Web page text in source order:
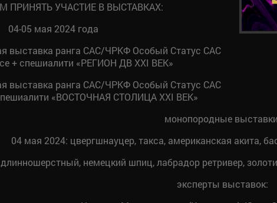
ПРИНЯТЬ УЧАСТИЕ В ВЫСТАВКАХ:
04-05 мая 2024 года
выставка ранга САС/ЧРКФ Особый Статус САС
+ спешиалити «РЕГИОН ДВ XXI ВЕК»
выставка ранга САС/ЧРКФ Особый Статус САС
«ВОСТОЧНАЯ СТОЛИЦА XXI ВЕК»
монопородные
04 мая 2024: цвергшнауцер, такса, американская акита,
немецкий шпиц, лабрадор ретривер,
эксперты выставок: